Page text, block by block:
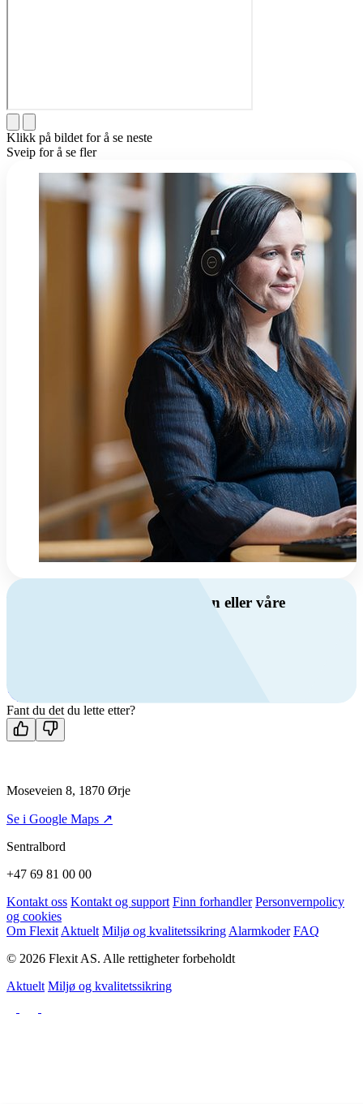
Klikk på bildet for å se neste
Sveip for å se fler
Har du spørsmål om ventilasjon eller våre
Kontakt oss
Fant du det du lette etter?
Moseveien 8, 1870 Ørje
Se i Google Maps ↗
Sentralbord
+47 69 81 00 00
Kontakt oss Kontakt og support Finn forhandler Personvernpolicy
og cookies
Om Flexit Aktuelt Miljø og kvalitetssikring Alarmkoder FAQ
© 2026 Flexit AS. Alle rettigheter forbeholdt
Aktuelt Miljø og kvalitetssikring